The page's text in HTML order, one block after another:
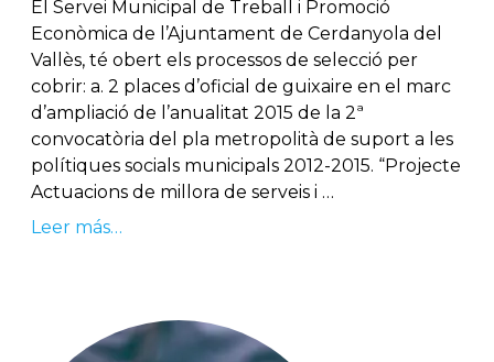
El Servei Municipal de Treball i Promoció
Econòmica de l’Ajuntament de Cerdanyola del
Vallès, té obert els processos de selecció per
cobrir: a. 2 places d’oficial de guixaire en el marc
d’ampliació de l’anualitat 2015 de la 2ª
convocatòria del pla metropolità de suport a les
polítiques socials municipals 2012-2015. “Projecte
Actuacions de millora de serveis i …
Leer más…